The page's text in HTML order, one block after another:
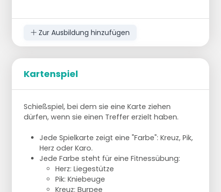
Hütchen laufen und im Vollsprint einen Ball
durchspielen.
Führen Sie dieselbe Übung noch einmal
auf den Korb zu, die Querbewegung ist
wieder kurzschrittig.
und/oder erzielen.
Zur Ausbildung hinzufügen
Kartenspiel
Schießspiel, bei dem sie eine Karte ziehen
dürfen, wenn sie einen Treffer erzielt haben.
Jede Spielkarte zeigt eine "Farbe": Kreuz, Pik,
Herz oder Karo.
Jede Farbe steht für eine Fitnessübung:
Herz: Liegestütze
Pik: Kniebeuge
Kreuz: Burpee